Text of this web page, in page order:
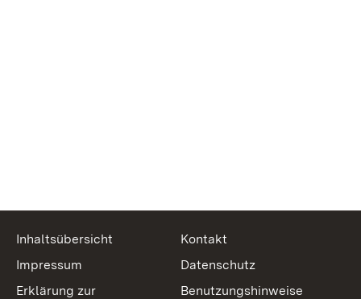
Inhaltsübersicht
Kontakt
Impressum
Datenschutz
Erklärung zur
Benutzungshinweise